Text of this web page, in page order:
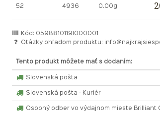
52 4936 0.00g
Kód: 0598810119I000001
Otázky ohľadom produktu:
Tento produkt môžete mať s dodaním:
Slovenská pošta
Slovenská pošta - Kuriér
Osobný odber vo výdajnom mieste Brilliant